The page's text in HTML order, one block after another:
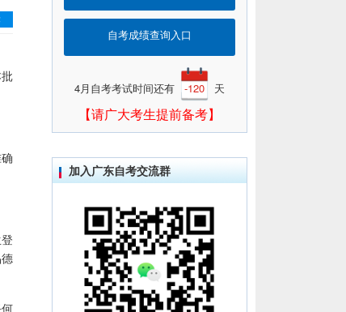
自考成绩查询入口
4月自考考试时间还有 -120 天
【请广大考生提前备考】
加入广东自考交流群